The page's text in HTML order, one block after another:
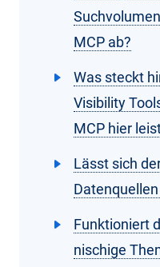
MCP ab?
Was steckt
Visibility
MCP hier
Lässt sich
Funktioniert
nischige